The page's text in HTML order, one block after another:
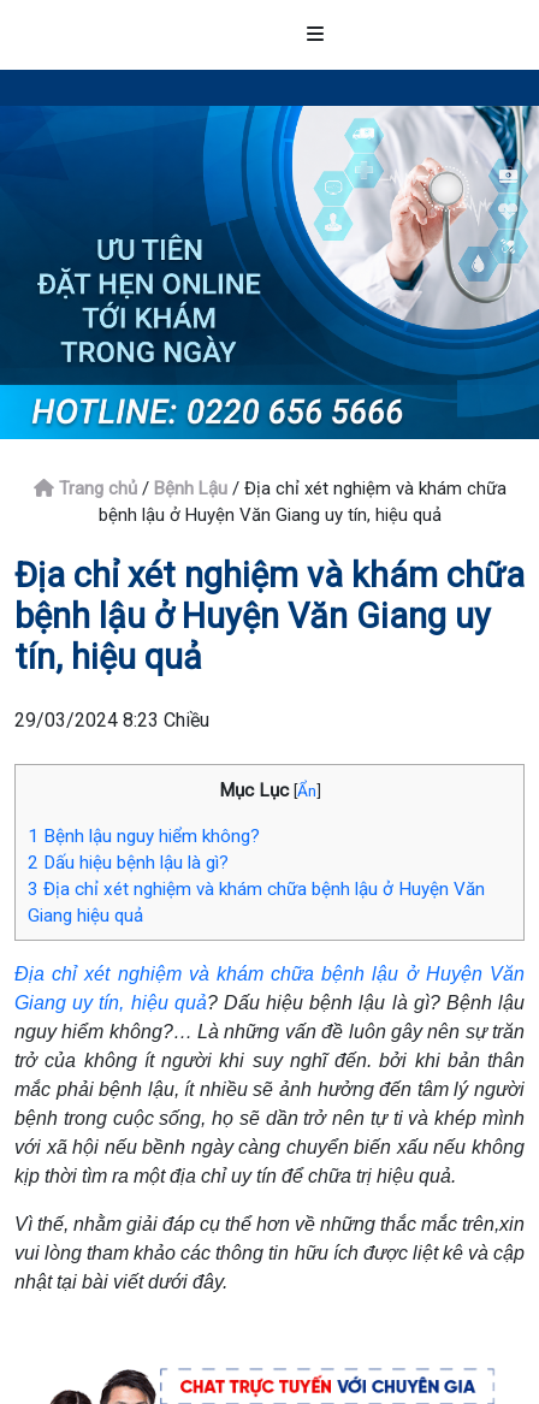
Trang chủ/ Bệnh Lậu/ Địa chỉ xét nghiệm và khám chữa
bệnh lậu ở Huyện Văn Giang uy tín, hiệu quả
Địa chỉ xét nghiệm và khám chữa
bệnh lậu ở Huyện Văn Giang uy
tín, hiệu quả
29/03/2024 8:23 Chiều
Mục Lục [Ẩn]
1 Bệnh lậu nguy hiểm không?
2 Dấu hiệu bệnh lậu là gì?
3 Địa chỉ xét nghiệm và khám chữa bệnh lậu ở Huyện Văn
Giang hiệu quả
Địa chỉ xét nghiệm và khám chữa bệnh lậu ở Huyện Văn
Giang uy tín, hiệu quả? Dấu hiệu bệnh lậu là gì? Bệnh lậu
nguy hiểm không?… Là những vấn đề luôn gây nên sự trăn
trở của không ít người khi suy nghĩ đến. bởi khi bản thân
mắc phải bệnh lậu, ít nhiều sẽ ảnh hưởng đến tâm lý người
bệnh trong cuộc sống, họ sẽ dần trở nên tự ti và khép mình
với xã hội nếu bềnh ngày càng chuyển biến xấu nếu không
kịp thời tìm ra một địa chỉ uy tín để chữa trị hiệu quả.
Vì thế, nhằm giải đáp cụ thể hơn về những thắc mắc trên,xin
vui lòng tham khảo các thông tin hữu ích được liệt kê và cập
nhật tại bài viết dưới đây.